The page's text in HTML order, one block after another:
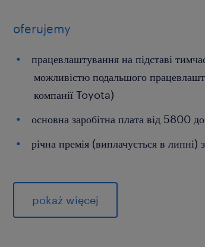
oferujemy
працевлаштування на підставі
можливістю подальшого
компанії Toyota)
основна заробітна плата від 5800
річна премія (виплачується в липні)
дофінансування харчування
пакет пільг, що включає:
Sport, медичне обслуговування
pokaż więcej